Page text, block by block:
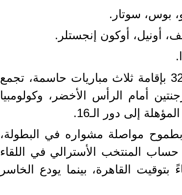
بوس، سوتار.
أونيل، أوكون إنجستلر.
وتختتم اليوم منافسات دور الـ32 بإقامة ثلاث مباريات حاسمة، تجمع
أمام الرأس الأخضر، وكولومبيا
إلى دور الـ16.
مواصلة مشواره في البطولة،
المنتخب الأسترالي في اللقاء
القاهرة، بينما يودع الخاسر